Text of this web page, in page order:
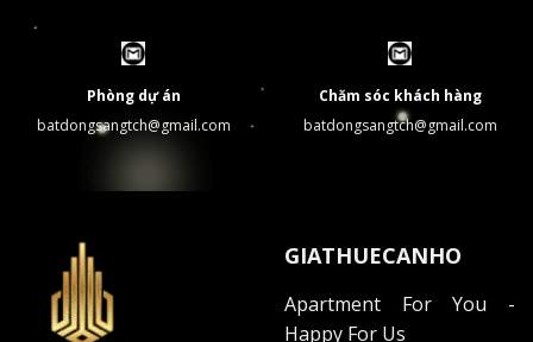
Phòng dự án
batdongsangtch@gmail.com
Chăm sóc khách hàng
batdongsangtch@gmail.com
GIATHUECANHO
Apartment For You -
Happy For Us